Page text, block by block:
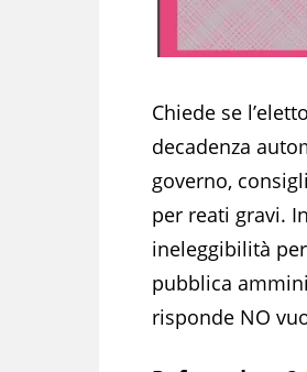
Chiede se
decadenza
governo,
per reati gravi.
ineleggibilità
pubblica
risponde NO